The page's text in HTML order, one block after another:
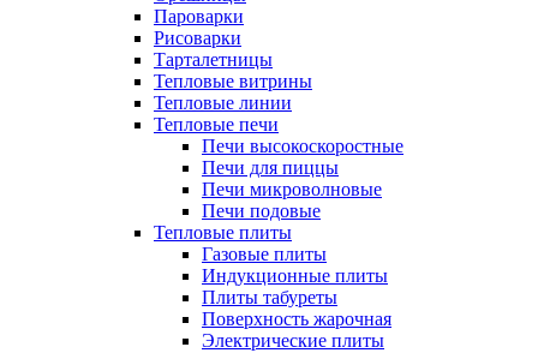
Пароварки
Рисоварки
Тарталетницы
Тепловые витрины
Тепловые линии
Тепловые печи
Печи высокоскоростные
Печи для пиццы
Печи микроволновые
Печи подовые
Тепловые плиты
Газовые плиты
Индукционные плиты
Плиты табуреты
Поверхность жарочная
Электрические плиты